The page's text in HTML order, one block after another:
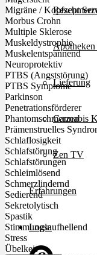
Rezept
Apotheken
Lieferung
Cannabis
Zen TV
Erfahrungen
Login
Migräne /
Morbus Crohn
Multiple Sklerose
Muskeldystrophie
Muskelentspannend
Neuroprotektiv
PTBS (Angststörung)
PTBS Symptome
Parkinson
Penetrationsförderer
Phantomschmerzen
Prämenstruelles
Schlaflosigkeit
Schlafstörung
Schlafstörungen
Schleimlösend
Schmerzlindernd
Sedierend
Sekretolytisch
Spastik
Stimmungsaufhellend
Stress
Übelkeit